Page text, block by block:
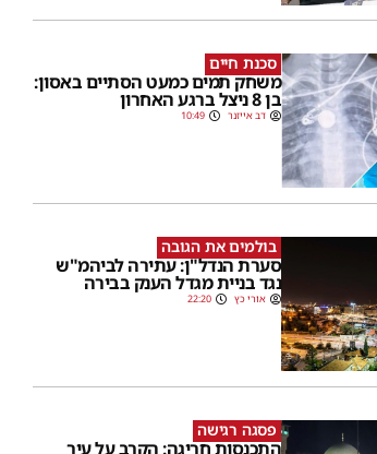
סכנת חיים
משחק תמים כמעט הסתיים באסון:
בן 8 ניצל ברגע האחרון
דב אייזנר 10:49
בולמים את הגובה
סערת הנדל"ן: עתירה לביהמ"ש
נגד בניית מגדל הענק בבירה
אורי כץ 22:20
פסגה רגישה
התכנסות חריגה: הקרב על עיר